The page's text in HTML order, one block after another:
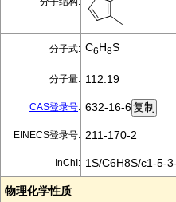
分子式: C6H8S
分子量: 112.19
CAS登录号: 632-16-6
EINECS登录号: 211-170-2
InChI: 1S/C6H8S/c1-5-
物理化学性质